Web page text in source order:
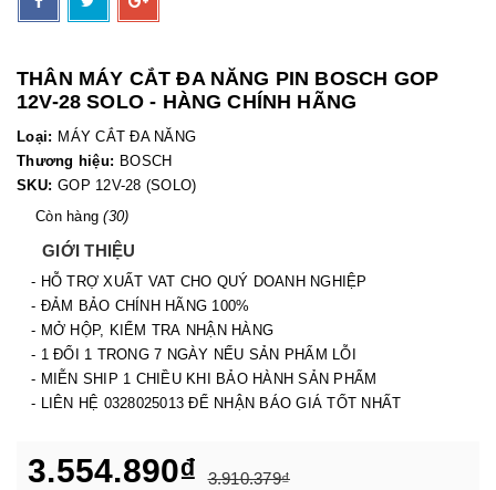
THÂN MÁY CẮT ĐA NĂNG PIN BOSCH GOP
12V-28 SOLO - HÀNG CHÍNH HÃNG
Loại: MÁY CẮT ĐA NĂNG
Thương hiệu: BOSCH
SKU: GOP 12V-28 (SOLO)
Còn hàng(30)
GIỚI THIỆU
- HỖ TRỢ XUẤT VAT CHO QUÝ DOANH NGHIỆP
- ĐẢM BẢO CHÍNH HÃNG 100%
- MỞ HỘP, KIỂM TRA NHẬN HÀNG
- 1 ĐỔI 1 TRONG 7 NGÀY NẾU SẢN PHẨM LỖI
- MIỄN SHIP 1 CHIỀU KHI BẢO HÀNH SẢN PHẨM
- LIÊN HỆ 0328025013 ĐỂ NHẬN BÁO GIÁ TỐT NHẤT
3.554.890₫ 3.910.379₫